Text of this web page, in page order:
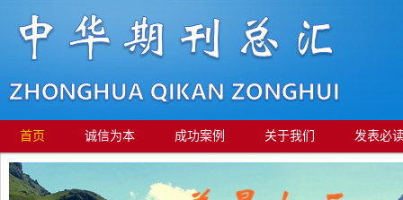
首页 诚信为本 成功案例 关于我们 发表必